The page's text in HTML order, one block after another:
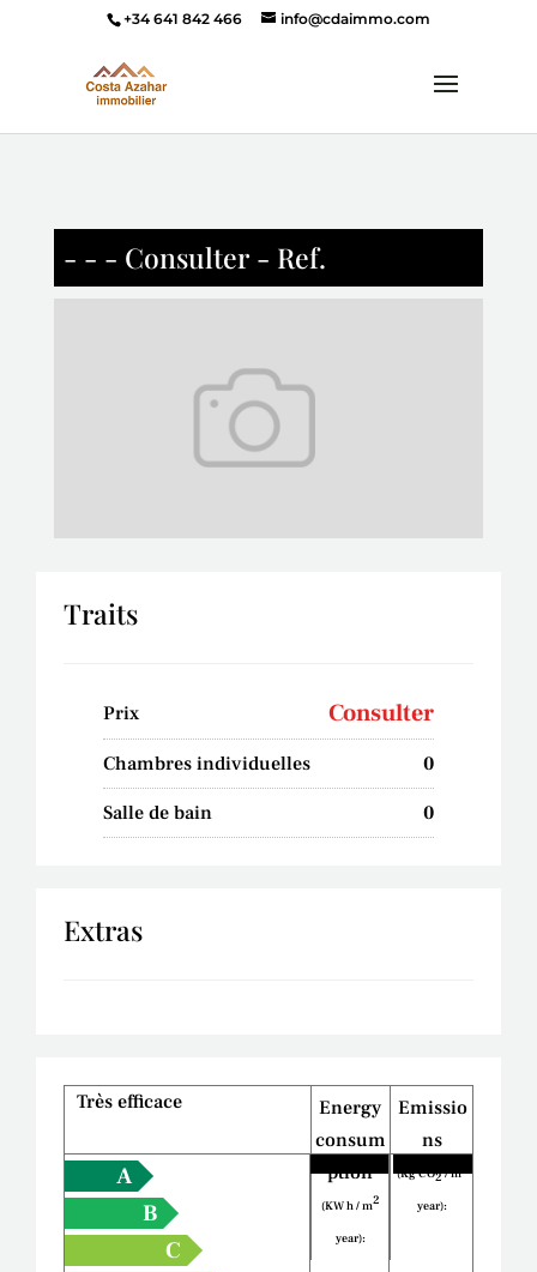
+34 641 842 466 info@cdaimmo.com
- - - Consulter - Ref.
Traits
Prix Consulter
Chambres individuelles 0
Salle de bain 0
Extras
Très efficace
Energy
consum
ption
(KW h / m2
year):
Emissio
ns
(Kg CO2/ m
year):
A
B
C